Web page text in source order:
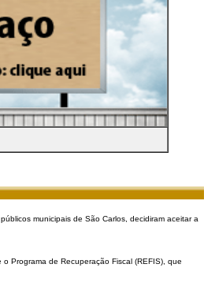
municipais de São Carlos, decidiram aceitar a
Programa de Recuperação Fiscal (REFIS), que